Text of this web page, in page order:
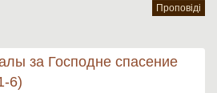
Проповіді
за Господне спасение
6)